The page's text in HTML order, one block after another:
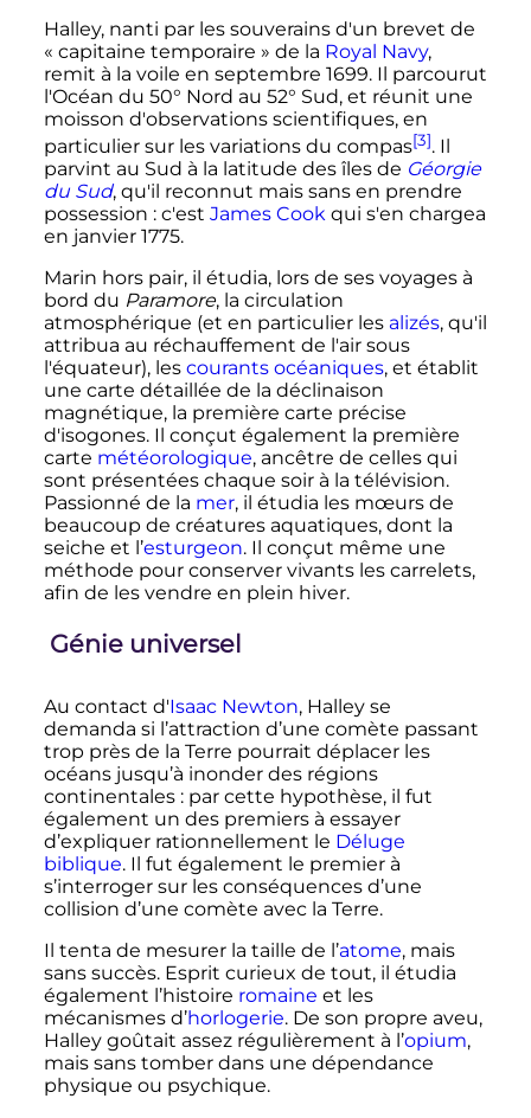
Halley, nanti par les souverains d'un brevet de
« capitaine temporaire » de la Royal Navy,
remit à la voile en septembre 1699. Il parcourut
l'Océan du 50° Nord au 52° Sud, et réunit une
moisson d'observations scientifiques, en
particulier sur les variations du compas[3]. Il
parvint au Sud à la latitude des îles de Géorgie
du Sud, qu'il reconnut mais sans en prendre
possession : c'est James Cookqui s'en chargea
en janvier 1775.
Marin hors pair, il étudia, lors de ses voyages à
bord du Paramore, la circulation
atmosphérique (et en particulier les alizés, qu'il
attribua au réchauffement de l'air sous
l'équateur), les courants océaniques, et établit
une carte détaillée de la déclinaison
magnétique, la première carte précise
d'isogones. Il conçut également la première
carte météorologique, ancêtre de celles qui
sont présentées chaque soir à la télévision.
Passionné de la mer, il étudia les mœurs de
beaucoup de créatures aquatiques, dont la
seiche et l’esturgeon. Il conçut même une
méthode pour conserver vivants les carrelets,
afin de les vendre en plein hiver.
Génie universel
Au contact d'Isaac Newton, Halley se
demanda si l’attraction d’une comète passant
trop près de la Terre pourrait déplacer les
océans jusqu’à inonder des régions
continentales : par cette hypothèse, il fut
également un des premiers à essayer
d’expliquer rationnellement le Déluge
biblique. Il fut également le premier à
s’interroger sur les conséquences d’une
collision d’une comète avec la Terre.
Il tenta de mesurer la taille de l’atome, mais
sans succès. Esprit curieux de tout, il étudia
également l’histoire romaine et les
mécanismes d’horlogerie. De son propre aveu,
Halley goûtait assez régulièrement à l’opium,
mais sans tomber dans une dépendance
physique ou psychique.